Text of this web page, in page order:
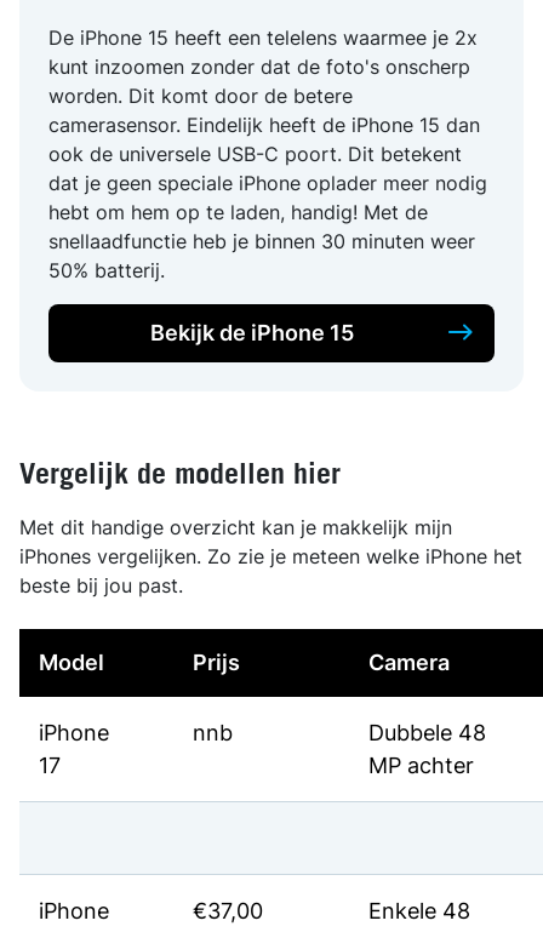
De iPhone 15 heeft een telelens waarmee je 2x
kunt inzoomen zonder dat de foto's onscherp
worden. Dit komt door de betere
camerasensor. Eindelijk heeft de iPhone 15 dan
ook de universele USB-C poort. Dit betekent
dat je geen speciale iPhone oplader meer nodig
hebt om hem op te laden, handig! Met de
snellaadfunctie heb je binnen 30 minuten weer
50% batterij.
Bekijk de iPhone 15
Vergelijk de modellen hier
Met dit handige overzicht kan je makkelijk mijn
iPhones vergelijken. Zo zie je meteen welke iPhone het
beste bij jou past.
Model Prijs Camera
iPhone
17
nnb
Dubbele 48
MP achter
iPhone
€37,00
Enkele 48